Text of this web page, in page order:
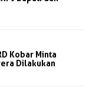
Kobar Minta
Dilakukan